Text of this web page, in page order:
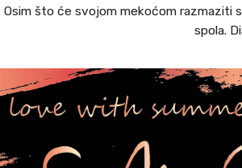
Osim što će svojom mekoćom razmaziti
spola.